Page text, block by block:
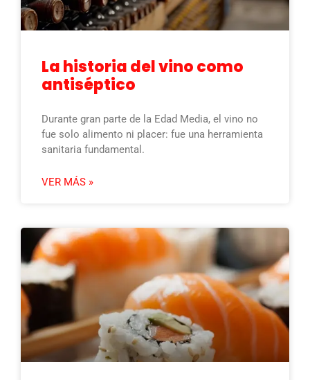
La historia del vino como
antiséptico
Durante gran parte de la Edad Media, el vino no
fue solo alimento ni placer: fue una herramienta
sanitaria fundamental.
VER MÁS »